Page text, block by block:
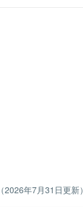
年7月31日更新）